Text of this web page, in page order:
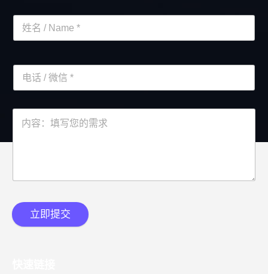
立即提交